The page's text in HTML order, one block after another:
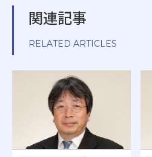
関連記事
RELATED ARTICLES